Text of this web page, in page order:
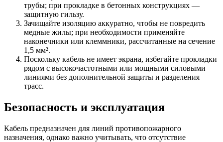
трубы; при прокладке в бетонных конструкциях —
защитную гильзу.
Зачищайте изоляцию аккуратно, чтобы не повредить
медные жилы; при необходимости применяйте
наконечники или клеммники, рассчитанные на сечение
1,5 мм².
Поскольку кабель не имеет экрана, избегайте прокладки
рядом с высокочастотными или мощными силовыми
линиями без дополнительной защиты и разделения
трасс.
Безопасность и эксплуатация
Кабель предназначен для линий противопожарного
назначения, однако важно учитывать, что отсутствие